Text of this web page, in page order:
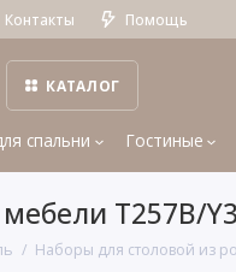
Контакты Помощь
КАТАЛОГ
спальни Гостиные
T257B/
Наборы для столовой из